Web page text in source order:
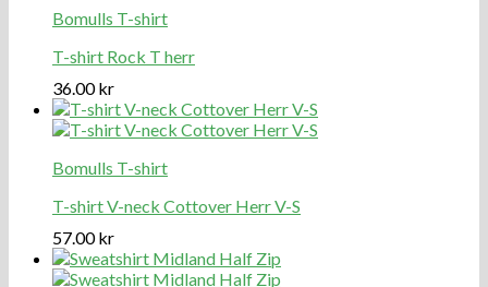
Bomulls T-shirt
T-shirt Rock T herr
36.00kr
Bomulls T-shirt
T-shirt V-neck Cottover Herr V-S
57.00kr